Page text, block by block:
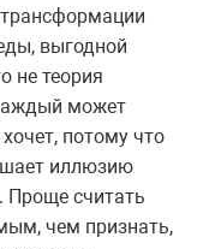
трансформации
выгодной
не теория
может
потому что
иллюзию
Проще считать
чем признать,